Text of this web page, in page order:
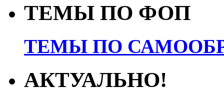
ТЕМЫ ПО ФОП
ТЕМЫ ПО
АКТУАЛЬНО!